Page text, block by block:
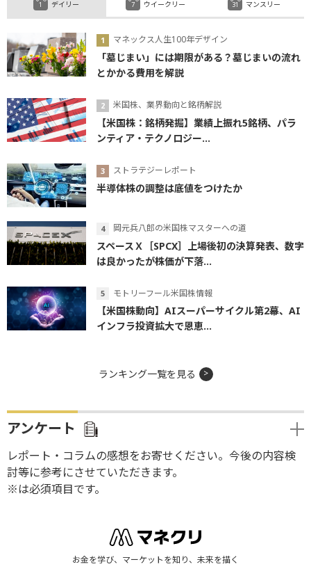
デイリー
マネックス人生100年デザイン
「墓じまい」には期限がある？墓じまいの流れ
とかかる費用を解説
米国株、業界動向と銘柄解説
【米国株：銘柄発掘】業績上振れ5銘柄、パラ
ンティア・テクノロジー...
ストラテジーレポート
半導体株の調整は底値をつけたか
岡元兵八郎の米国株マスターへの道
スペースＸ［SPCX］上場後初の決算発表、数字
は良かったが株価が下落...
モトリーフール米国株情報
【米国株動向】AIスーパーサイクル第2幕、AI
インフラ投資拡大で恩恵...
ウイークリー マンスリー
ランキング一覧を見る
アンケート
レポート・コラムの感想をお寄せください。今後の内容検
討等に参考にさせていただきます。
※は必須項目です。
お金を学び、マーケットを知り、未来を描く